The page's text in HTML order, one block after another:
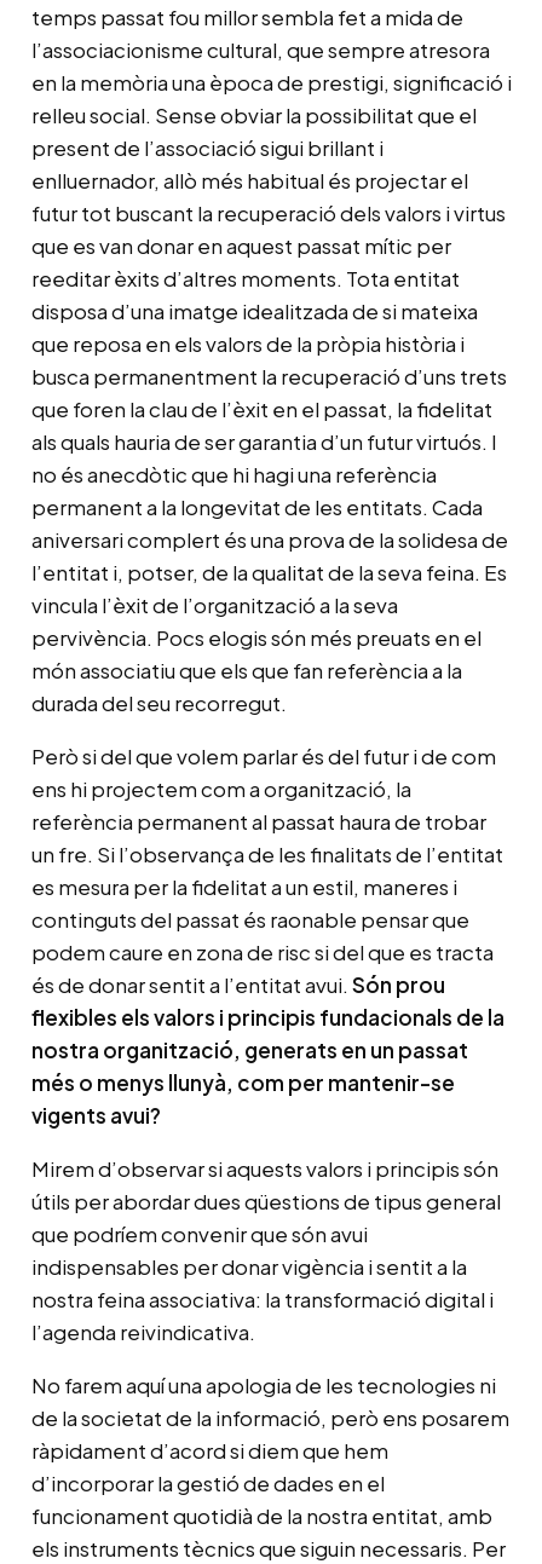
temps passat fou millor sembla fet a mida de
l’associacionisme cultural, que sempre atresora
en la memòria una època de prestigi, significació i
relleu social. Sense obviar la possibilitat que el
present de l’associació sigui brillant i
enlluernador, allò més habitual és projectar el
futur tot buscant la recuperació dels valors i virtus
que es van donar en aquest passat mític per
reeditar èxits d’altres moments. Tota entitat
disposa d’una imatge idealitzada de si mateixa
que reposa en els valors de la pròpia història i
busca permanentment la recuperació d’uns trets
que foren la clau de l’èxit en el passat, la fidelitat
als quals hauria de ser garantia d’un futur virtuós. I
no és anecdòtic que hi hagi una referència
permanent a la longevitat de les entitats. Cada
aniversari complert és una prova de la solidesa de
l’entitat i, potser, de la qualitat de la seva feina. Es
vincula l’èxit de l’organització a la seva
pervivència. Pocs elogis són més preuats en el
món associatiu que els que fan referència a la
durada del seu recorregut.
Però si del que volem parlar és del futur i de com
ens hi projectem com a organització, la
referència permanent al passat haura de trobar
un fre. Si l’observança de les finalitats de l’entitat
es mesura per la fidelitat a un estil, maneres i
continguts del passat és raonable pensar que
podem caure en zona de risc si del que es tracta
és de donar sentit a l’entitat avui. Són prou
flexibles els valors i principis fundacionals de la
nostra organització, generats en un passat
més o menys llunyà, com per mantenir-se
vigents avui?
Mirem d’observar si aquests valors i principis són
útils per abordar dues qüestions de tipus general
que podríem convenir que són avui
indispensables per donar vigència i sentit a la
nostra feina associativa: la transformació digital i
l’agenda reivindicativa.
No farem aquí una apologia de les tecnologies ni
de la societat de la informació, però ens posarem
ràpidament d’acord si diem que hem
d’incorporar la gestió de dades en el
funcionament quotidià de la nostra entitat, amb
els instruments tècnics que siguin necessaris. Per